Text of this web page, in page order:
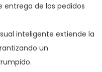
de los pedidos
inteligente extiende la
un